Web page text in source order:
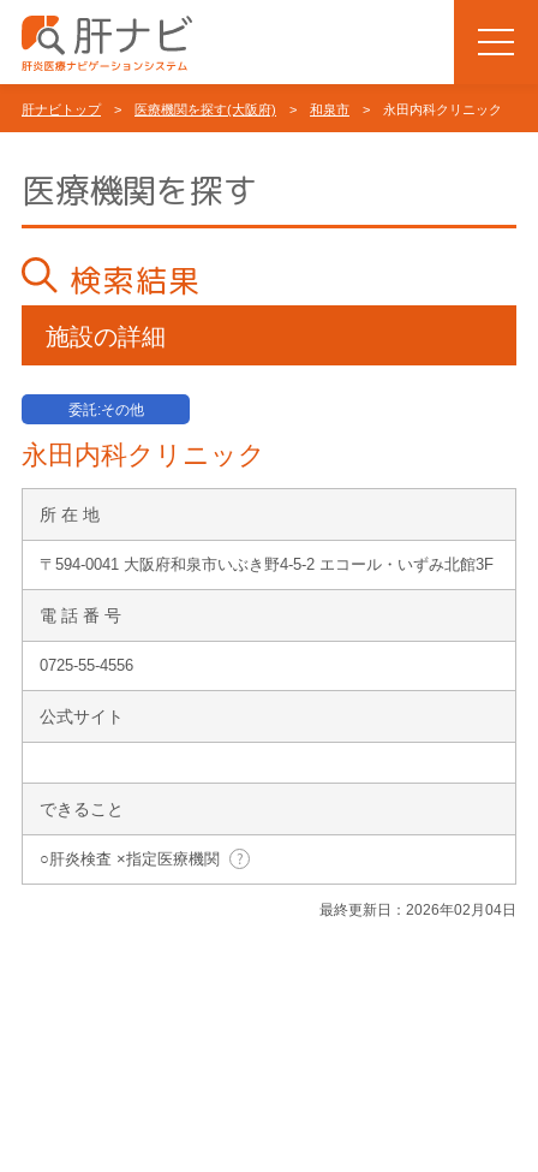
肝ナビトップ> 医療機関を探す(大阪府) > 和泉市 > 永田内科クリニック
医療機関を探す
検索結果
施設の詳細
委託:その他
永田内科クリニック
所 在 地
〒594-0041 大阪府和泉市いぶき野4-5-2 エコール・いずみ北館3F
電 話 番 号
0725-55-4556
公式サイト
できること
○肝炎検査 ×指定医療機関
最終更新日：2026年02月04日